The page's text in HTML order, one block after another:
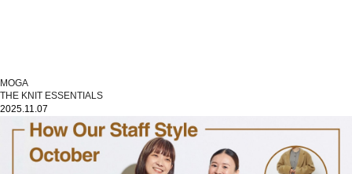
MOGA
THE KNIT ESSENTIALS
2025.11.07